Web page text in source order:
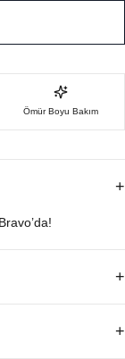
Ömür Boyu Bakım
+
+
+